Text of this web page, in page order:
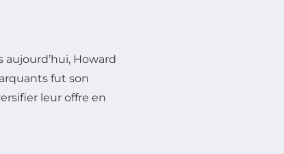
Howard
fut son
leur offre en